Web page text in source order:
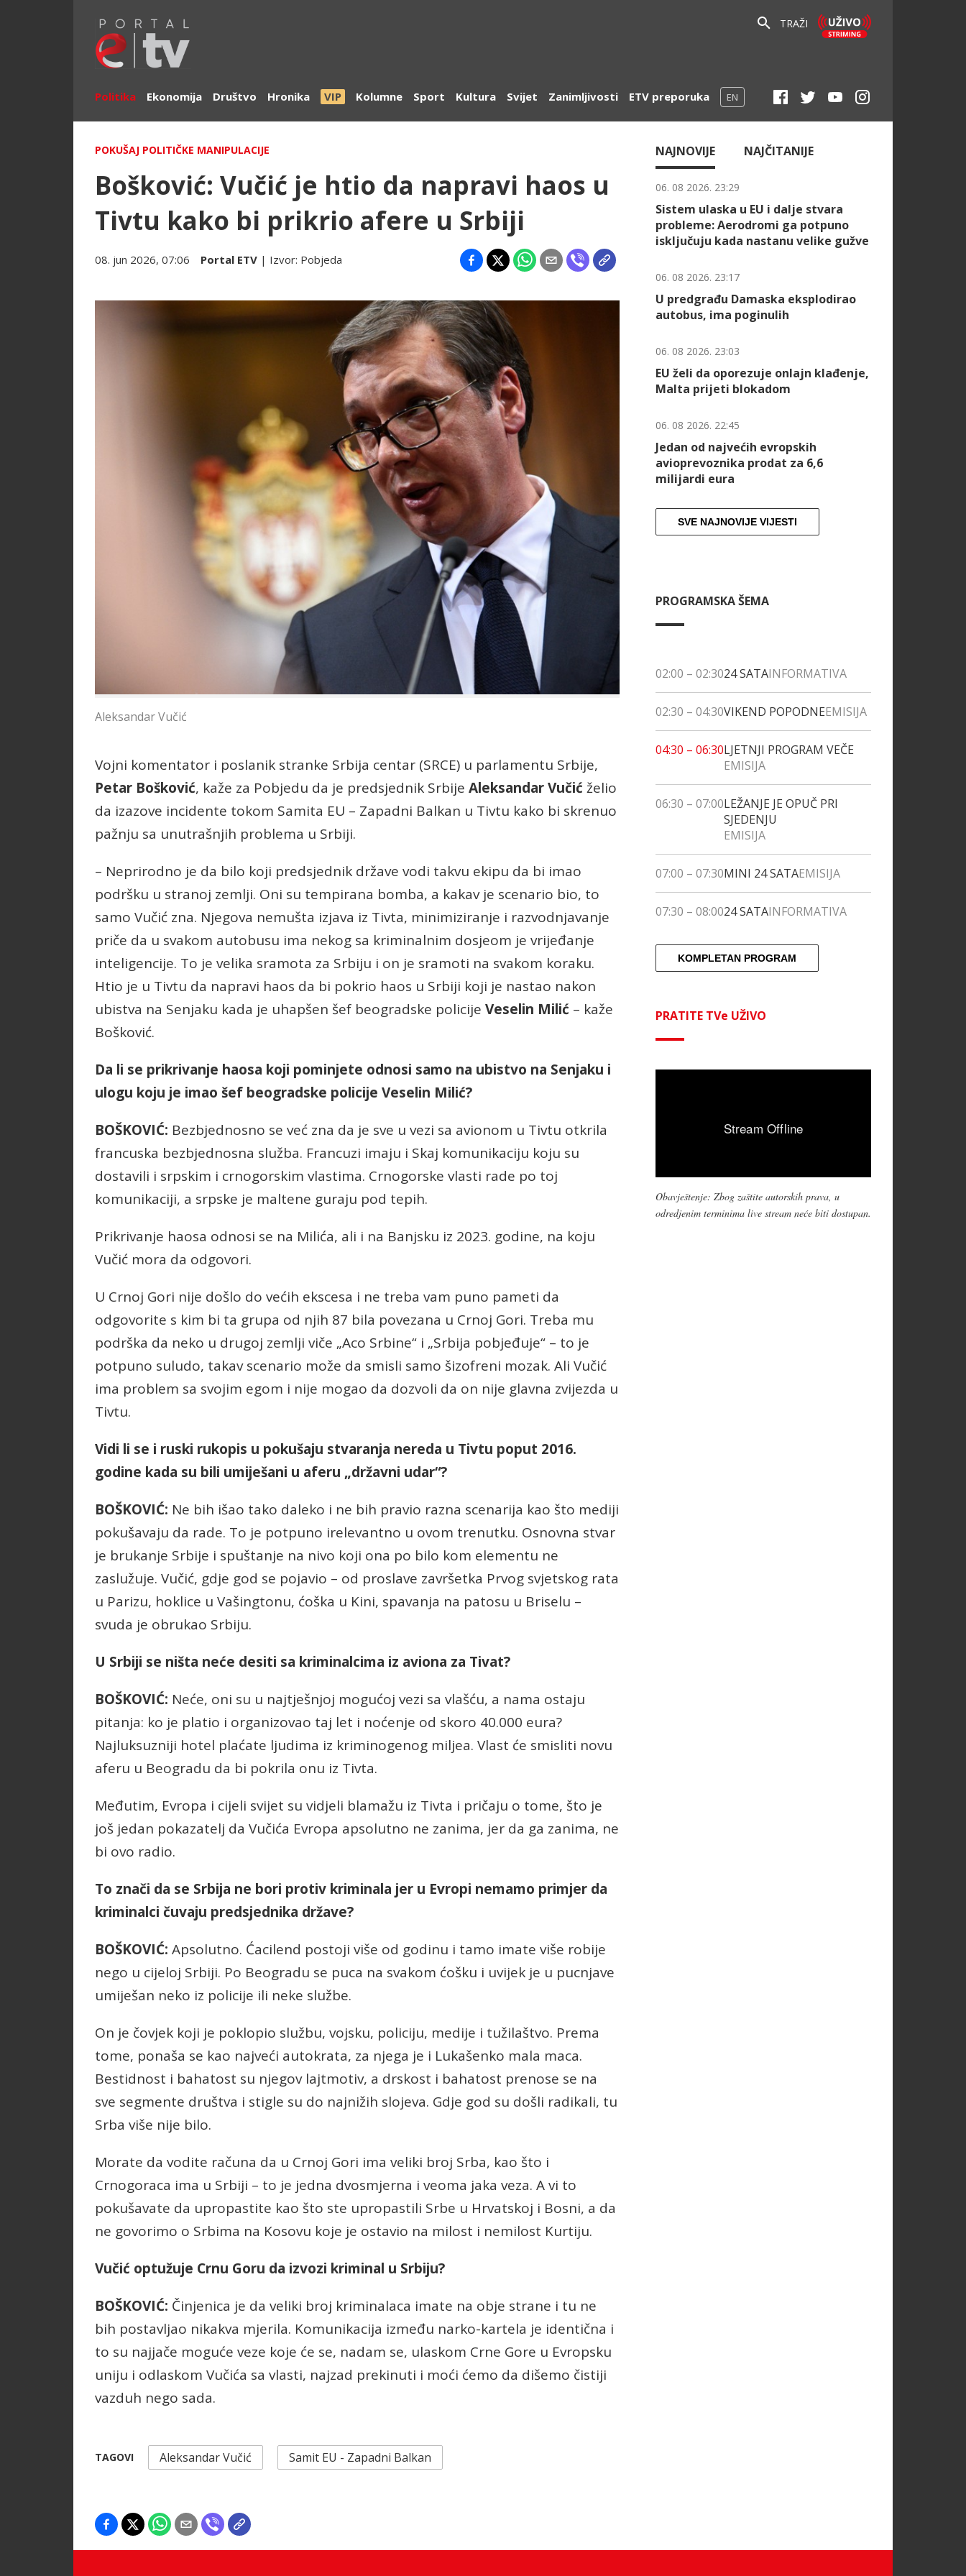
TRAŽI
Politika Ekonomija Društvo Hronika VIP Kolumne Sport Kultura Svijet Zanimljivosti ETV preporuka EN
POKUŠAJ POLITIČKE MANIPULACIJE
Bošković: Vučić je htio da napravi haos u
Tivtu kako bi prikrio afere u Srbiji
08. jun 2026, 07:06 Portal ETV | Izvor: Pobjeda
Aleksandar Vučić
Vojni komentator i poslanik stranke Srbija centar (SRCE) u parlamentu Srbije,
Petar Bošković, kaže za Pobjedu da je predsjednik Srbije Aleksandar Vučić želio
da izazove incidente tokom Samita EU – Zapadni Balkan u Tivtu kako bi skrenuo
pažnju sa unutrašnjih problema u Srbiji.
– Neprirodno je da bilo koji predsjednik države vodi takvu ekipu da bi imao
podršku u stranoj zemlji. Oni su tempirana bomba, a kakav je scenario bio, to
samo Vučić zna. Njegova nemušta izjava iz Tivta, minimiziranje i razvodnjavanje
priče da u svakom autobusu ima nekog sa kriminalnim dosjeom je vrijeđanje
inteligencije. To je velika sramota za Srbiju i on je sramoti na svakom koraku.
Htio je u Tivtu da napravi haos da bi pokrio haos u Srbiji koji je nastao nakon
ubistva na Senjaku kada je uhapšen šef beogradske policije Veselin Milić – kaže
Bošković.
Da li se prikrivanje haosa koji pominjete odnosi samo na ubistvo na Senjaku i
ulogu koju je imao šef beogradske policije Veselin Milić?
BOŠKOVIĆ: Bezbjednosno se već zna da je sve u vezi sa avionom u Tivtu otkrila
francuska bezbjednosna služba. Francuzi imaju i Skaj komunikaciju koju su
dostavili i srpskim i crnogorskim vlastima. Crnogorske vlasti rade po toj
komunikaciji, a srpske je maltene guraju pod tepih.
Prikrivanje haosa odnosi se na Milića, ali i na Banjsku iz 2023. godine, na koju
Vučić mora da odgovori.
U Crnoj Gori nije došlo do većih ekscesa i ne treba vam puno pameti da
odgovorite s kim bi ta grupa od njih 87 bila povezana u Crnoj Gori. Treba mu
podrška da neko u drugoj zemlji viče „Aco Srbine“ i „Srbija pobjeđuje“ – to je
potpuno suludo, takav scenario može da smisli samo šizofreni mozak. Ali Vučić
ima problem sa svojim egom i nije mogao da dozvoli da on nije glavna zvijezda u
Tivtu.
Vidi li se i ruski rukopis u pokušaju stvaranja nereda u Tivtu poput 2016.
godine kada su bili umiješani u aferu „državni udar“?
BOŠKOVIĆ: Ne bih išao tako daleko i ne bih pravio razna scenarija kao što mediji
pokušavaju da rade. To je potpuno irelevantno u ovom trenutku. Osnovna stvar
je brukanje Srbije i spuštanje na nivo koji ona po bilo kom elementu ne
zaslužuje. Vučić, gdje god se pojavio – od proslave završetka Prvog svjetskog rata
u Parizu, hoklice u Vašingtonu, ćoška u Kini, spavanja na patosu u Briselu –
svuda je obrukao Srbiju.
U Srbiji se ništa neće desiti sa kriminalcima iz aviona za Tivat?
BOŠKOVIĆ: Neće, oni su u najtješnjoj mogućoj vezi sa vlašću, a nama ostaju
pitanja: ko je platio i organizovao taj let i noćenje od skoro 40.000 eura?
Najluksuzniji hotel plaćate ljudima iz kriminogenog miljea. Vlast će smisliti novu
aferu u Beogradu da bi pokrila onu iz Tivta.
Međutim, Evropa i cijeli svijet su vidjeli blamažu iz Tivta i pričaju o tome, što je
još jedan pokazatelj da Vučića Evropa apsolutno ne zanima, jer da ga zanima, ne
bi ovo radio.
To znači da se Srbija ne bori protiv kriminala jer u Evropi nemamo primjer da
kriminalci čuvaju predsjednika države?
BOŠKOVIĆ: Apsolutno. Ćacilend postoji više od godinu i tamo imate više robije
nego u cijeloj Srbiji. Po Beogradu se puca na svakom ćošku i uvijek je u pucnjave
umiješan neko iz policije ili neke službe.
On je čovjek koji je poklopio službu, vojsku, policiju, medije i tužilaštvo. Prema
tome, ponaša se kao najveći autokrata, za njega je i Lukašenko mala maca.
Bestidnost i bahatost su njegov lajtmotiv, a drskost i bahatost prenose se na
sve segmente društva i stigle su do najnižih slojeva. Gdje god su došli radikali, tu
Srba više nije bilo.
Morate da vodite računa da u Crnoj Gori ima veliki broj Srba, kao što i
Crnogoraca ima u Srbiji – to je jedna dvosmjerna i veoma jaka veza. A vi to
pokušavate da upropastite kao što ste upropastili Srbe u Hrvatskoj i Bosni, a da
ne govorimo o Srbima na Kosovu koje je ostavio na milost i nemilost Kurtiju.
Vučić optužuje Crnu Goru da izvozi kriminal u Srbiju?
BOŠKOVIĆ: Činjenica je da veliki broj kriminalaca imate na obje strane i tu ne
bih postavljao nikakva mjerila. Komunikacija između narko-kartela je identična i
to su najjače moguće veze koje će se, nadam se, ulaskom Crne Gore u Evropsku
uniju i odlaskom Vučića sa vlasti, najzad prekinuti i moći ćemo da dišemo čistiji
vazduh nego sada.
TAGOVI Aleksandar Vučić Samit EU - Zapadni Balkan
NAJNOVIJE NAJČITANIJE
06. 08 2026. 23:29
Sistem ulaska u EU i dalje stvara
probleme: Aerodromi ga potpuno
isključuju kada nastanu velike gužve
06. 08 2026. 23:17
U predgrađu Damaska eksplodirao
autobus, ima poginulih
06. 08 2026. 23:03
EU želi da oporezuje onlajn klađenje,
Malta prijeti blokadom
06. 08 2026. 22:45
Jedan od najvećih evropskih
avioprevoznika prodat za 6,6
milijardi eura
SVE NAJNOVIJE VIJESTI
PROGRAMSKA ŠEMA
02:00 – 02:3024 SATAINFORMATIVA
02:30 – 04:30VIKEND POPODNEEMISIJA
04:30 – 06:30LJETNJI PROGRAM VEČE
EMISIJA
06:30 – 07:00LEŽANJE JE OPUČ PRI
SJEDENJU
EMISIJA
07:00 – 07:30MINI 24 SATAEMISIJA
07:30 – 08:0024 SATAINFORMATIVA
KOMPLETAN PROGRAM
PRATITE TVe UŽIVO
Obavještenje: Zbog zaštite autorskih prava, u
odredjenim terminima live stream neće biti dostupan.